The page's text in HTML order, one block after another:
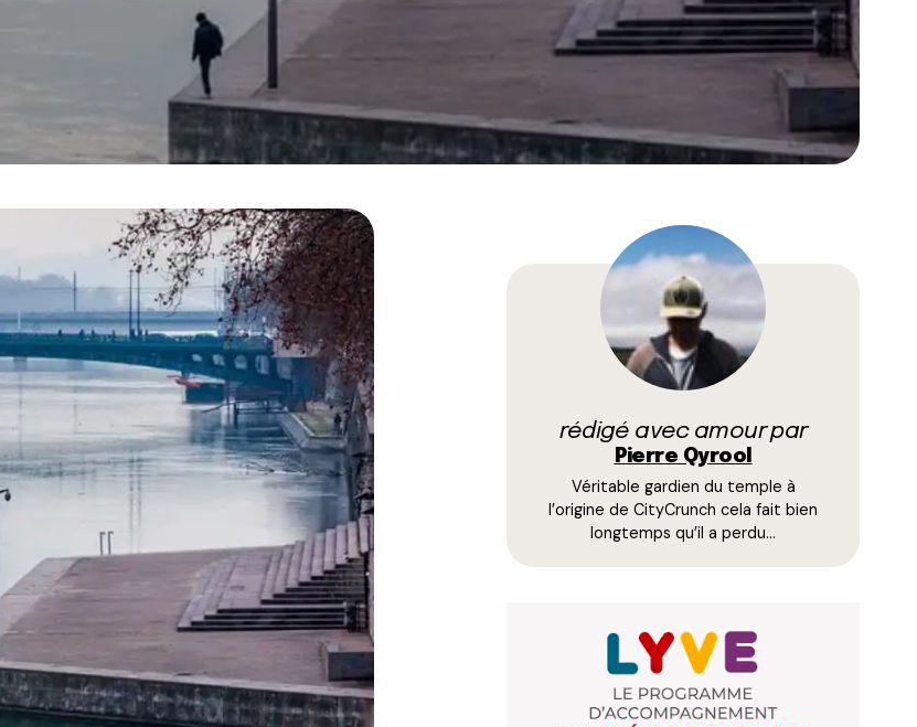
rédigé avec amour par
Pierre Qyrool
Véritable gardien du temple à
l’origine de CityCrunch cela fait bien
longtemps qu’il a perdu…